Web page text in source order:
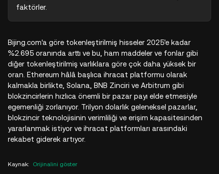
faktörler.
Bijing.com'a göre tokenleştirilmiş hisseler 2025'e kadar
%2.695 oranında arttı ve bu, ham maddeler ve fonlar gibi
diğer tokenleştirilmiş varlıklara göre çok daha yüksek bir
oran. Ethereum hâlâ başlıca ihracat platformu olarak
kalmakla birlikte, Solana, BNB Zinciri ve Arbitrum gibi
blokzincirlerin hızlıca önemli bir pazar payı elde etmesiyle
egemenliği zorlanıyor. Trilyon dolarlık geleneksel pazarlar,
blokzincir teknolojisinin verimliliği ve erişim kapasitesinden
yararlanmak istiyor ve ihracat platformları arasındaki
rekabet giderek artıyor.
Kaynak: Orijinalini göster